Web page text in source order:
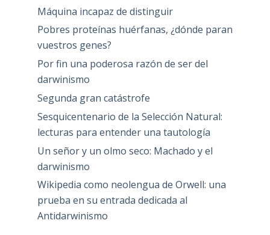
Máquina incapaz de distinguir
Pobres proteínas huérfanas, ¿dónde paran
vuestros genes?
Por fin una poderosa razón de ser del
darwinismo
Segunda gran catástrofe
Sesquicentenario de la Selección Natural:
lecturas para entender una tautología
Un señor y un olmo seco: Machado y el
darwinismo
Wikipedia como neolengua de Orwell: una
prueba en su entrada dedicada al
Antidarwinismo